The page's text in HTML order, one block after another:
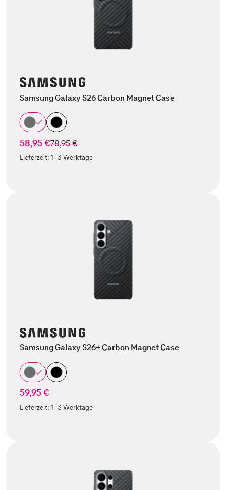
Samsung Galaxy S26 Carbon Magnet Case
58,95 €statt
78,95 €
Lieferzeit:1-3 Werktage
Samsung Galaxy S26+ Carbon Magnet Case
59,95 €
Lieferzeit:1-3 Werktage